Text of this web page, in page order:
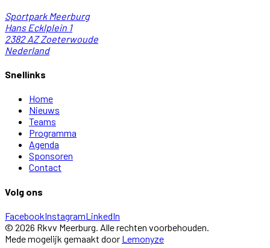
Sportpark Meerburg
Hans Ecklplein 1
2382 AZ Zoeterwoude
Nederland
Snellinks
Home
Nieuws
Teams
Programma
Agenda
Sponsoren
Contact
Volg ons
FacebookInstagramLinkedIn
© 2026 Rkvv Meerburg. Alle rechten voorbehouden.
Mede mogelijk gemaakt door Lemonyze